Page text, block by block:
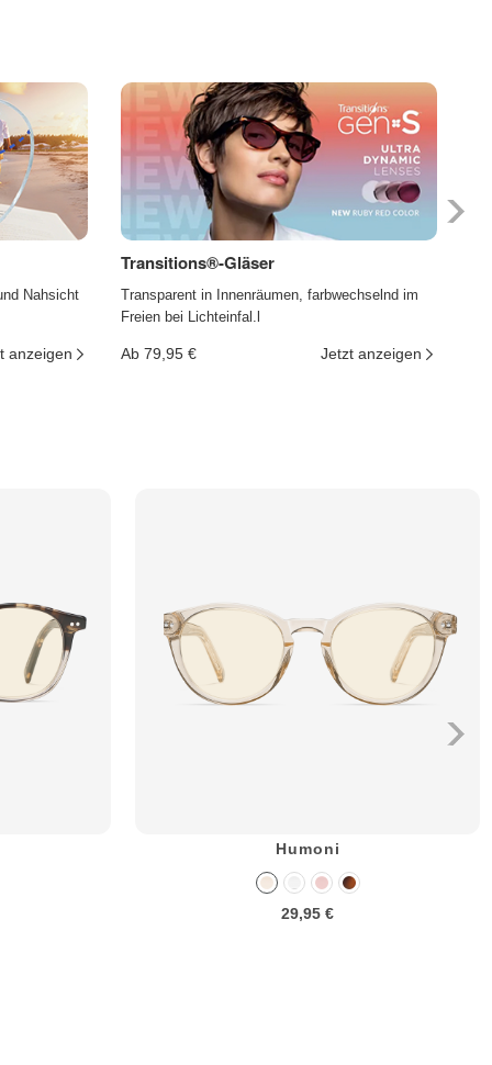
Nahsicht
anzeigen
Transitions®-Gläser
Transparent in Innenräumen, farbwechselnd im
Freien bei Lichteinfal.l
Ab 79,95 € Jetzt anzeigen
Humoni
29,95 €